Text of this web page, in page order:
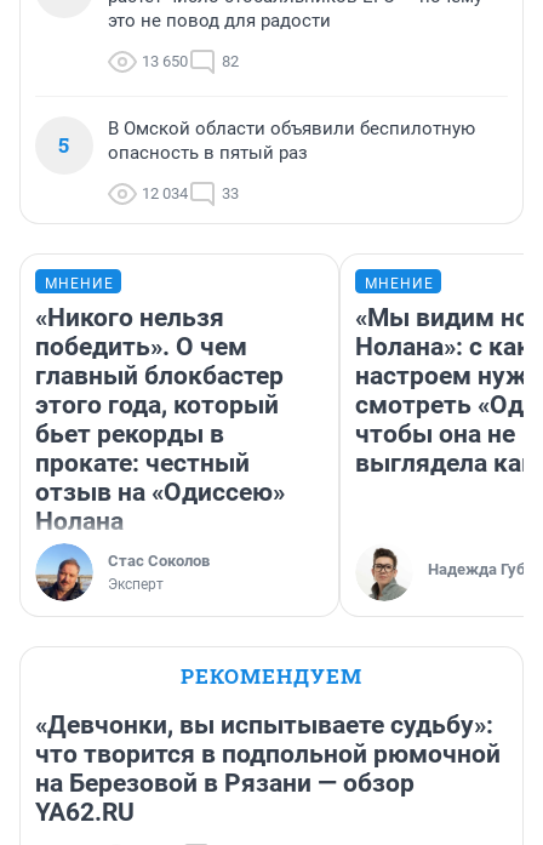
это не повод для радости
13 650 82
5
В Омской области объявили беспилотную
опасность в пятый раз
12 034 33
МНЕНИЕ
«Никого нельзя
победить». О чем
главный блокбастер
этого года, который
бьет рекорды в
прокате: честный
отзыв на «Одиссею»
Нолана
Стас Соколов
Эксперт
МНЕНИЕ
«Мы видим
Нолана»: с
настроем
смотреть
чтобы она не
выглядела как
Надежда
РЕКОМЕНДУЕМ
«Девчонки, вы испытываете судьбу»:
что творится в подпольной рюмочной
на Березовой в Рязани — обзор
YA62.RU